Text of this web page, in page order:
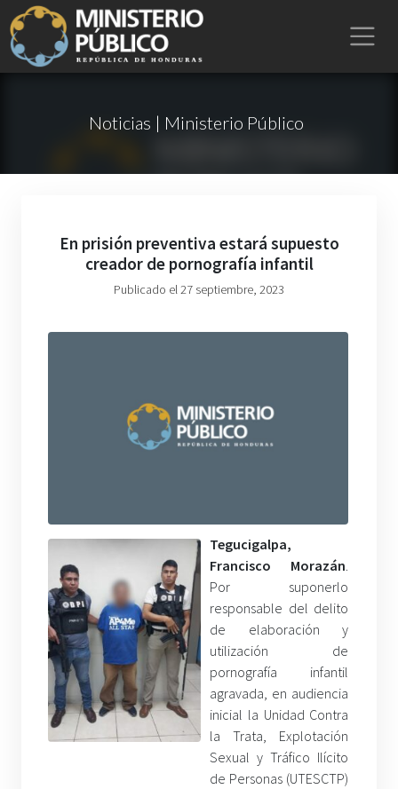
Noticias | Ministerio Público
En prisión preventiva estará supuesto
creador de pornografía infantil
Publicado el 27 septiembre, 2023
Tegucigalpa,
Francisco Morazán.
Por suponerlo
responsable del delito
de elaboración y
utilización de
pornografía infantil
agravada, en audiencia
inicial la Unidad Contra
la Trata, Explotación
Sexual y Tráfico Ilícito
de Personas (UTESCTP)